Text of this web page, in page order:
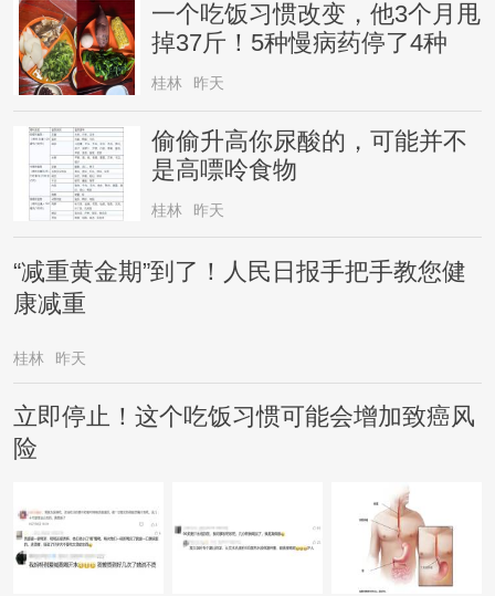
一个吃饭习惯改变，他3个月甩
掉37斤！5种慢病药停了4种
桂林 昨天
偷偷升高你尿酸的，可能并不
是高嘌呤食物
桂林 昨天
“减重黄金期”到了！人民日报手把手教您健
康减重
桂林 昨天
立即停止！这个吃饭习惯可能会增加致癌风
险